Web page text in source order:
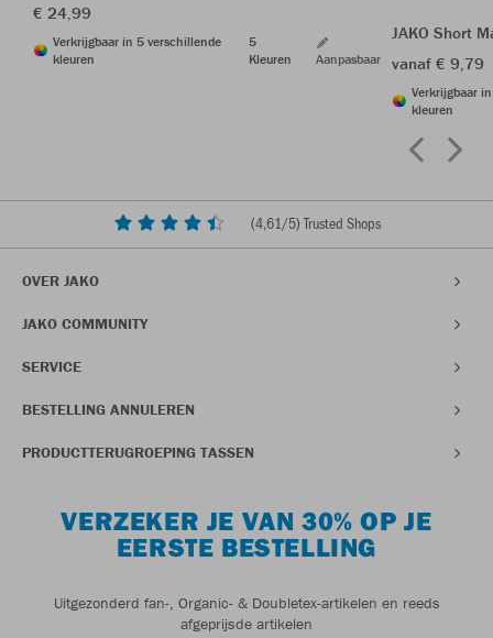
€ 24,99
Verkrijgbaar in 5 verschillende
kleuren
5
Kleuren
Aanpasbaar
JAKO Short
vanaf € 9,79
Verkrijgbaar
kleuren
(4,61/5) Trusted Shops
OVER JAKO
JAKO COMMUNITY
SERVICE
BESTELLING ANNULEREN
PRODUCTTERUGROEPING TASSEN
VERZEKER JE VAN 30% OP JE
EERSTE BESTELLING
Uitgezonderd fan-, Organic- & Doubletex-artikelen en reeds
afgeprijsde artikelen